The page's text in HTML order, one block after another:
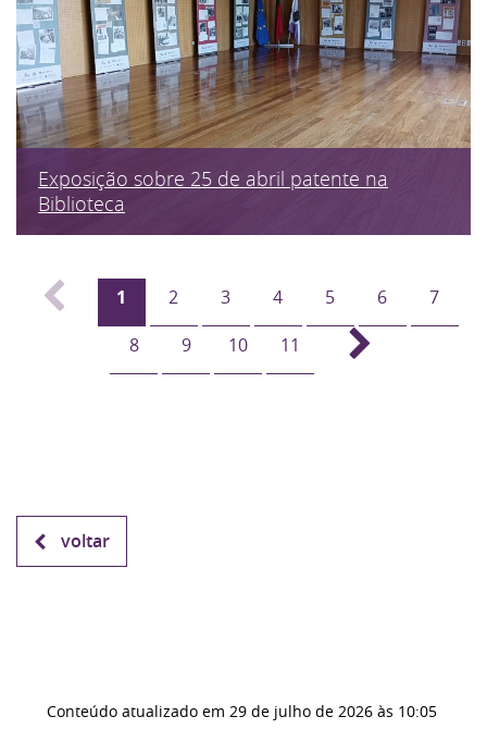
Exposição sobre 25 de abril patente na
Biblioteca
1 2 3 4 5 6
7
8
9 10 11
voltar
Conteúdo atualizado em 29 de julho de 2026 às 10:05